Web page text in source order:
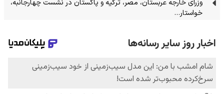
وزرای خارجه عربستان، مصر، ترکیه و پاکستان در نشست چهارجانبه،
خواستار…